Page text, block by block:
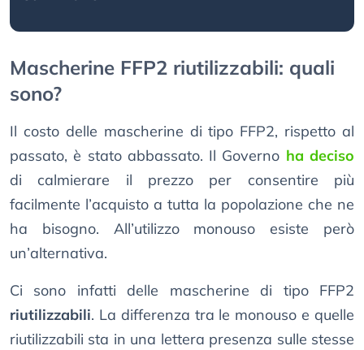
Mascherine FFP2 riutilizzabili: quali
sono?
Il costo delle mascherine di tipo FFP2, rispetto al
passato, è stato abbassato. Il Governo ha deciso
di calmierare il prezzo per consentire più
facilmente l’acquisto a tutta la popolazione che ne
ha bisogno. All’utilizzo monouso esiste però
un’alternativa.
Ci sono infatti delle mascherine di tipo FFP2
riutilizzabili. La differenza tra le monouso e quelle
riutilizzabili sta in una lettera presenza sulle stesse